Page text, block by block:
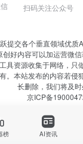
扫码关注公众号
提交各个垂直领域优质
好内容可以加运营微信
具资源收集于网络，只
。本站发布的内容若侵
长删除，我们将及时
京ICP备
榜 AI资讯